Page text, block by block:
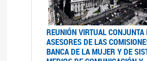
REUNIÓN VIRTUAL CONJUNTA
ASESORES DE LAS
BANCA DE LA MUJER Y DE